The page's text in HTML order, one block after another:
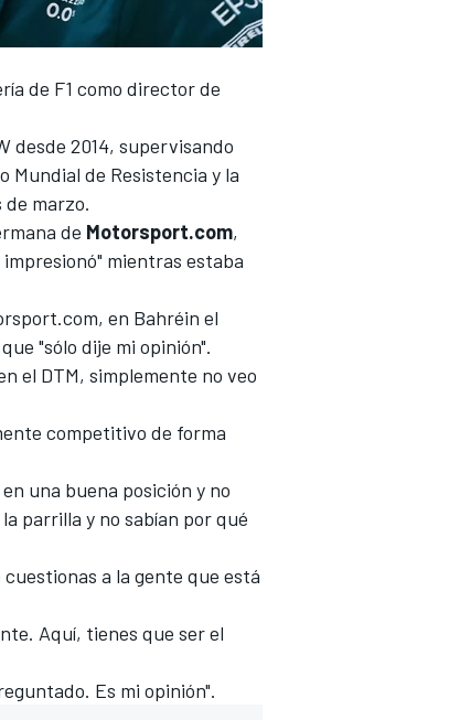
de F1 como director de
desde 2014, supervisando
Mundial de Resistencia y la
marzo.
de Motorsport.com,
mientras estaba
en Bahréin el
"sólo dije mi opinión".
el DTM, simplemente no veo
competitivo de forma
una buena posición y no
parrilla y no sabían por qué
a la gente que está
Aquí, tienes que ser el
Es mi opinión".